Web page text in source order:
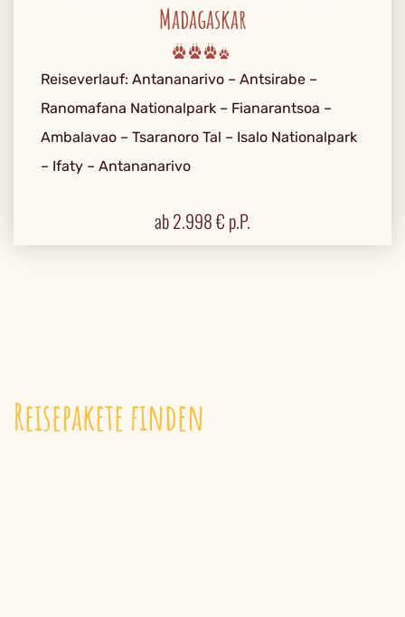
Madagaskar
Reiseverlauf: Antananarivo – Antsirabe –
Ranomafana Nationalpark – Fianarantsoa –
Ambalavao – Tsaranoro Tal – Isalo Nationalpark
– Ifaty – Antananarivo
ab2.998€ p.P.
Reisepakete finden